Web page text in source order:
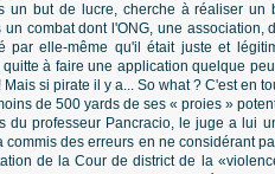
un but de lucre, cherche à réaliser un
combat dont l'ONG, une association,
par elle-même qu'il était juste et
à faire une application quelque
si pirate il y a... So what ? C'est en
de 500 yards de ses « proies »
du professeur Pancracio, le juge a lui
des erreurs en ne considérant
de la Cour de district de la